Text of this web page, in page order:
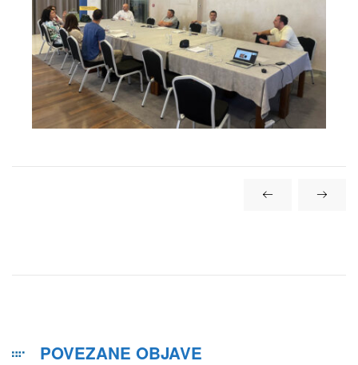
POVEZANE OBJAVE